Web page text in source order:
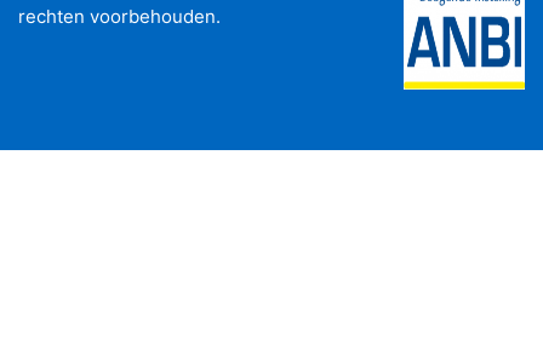
rechten voorbehouden.